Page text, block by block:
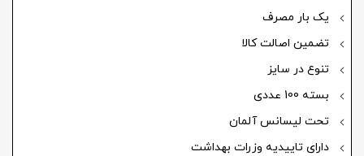
یک بار مصرف
تضمین اصالت کالا
تنوع در سایز
بسته 100 عددی
تحت لیسانس آلمان
دارای تاییدیه وزرات بهداشت